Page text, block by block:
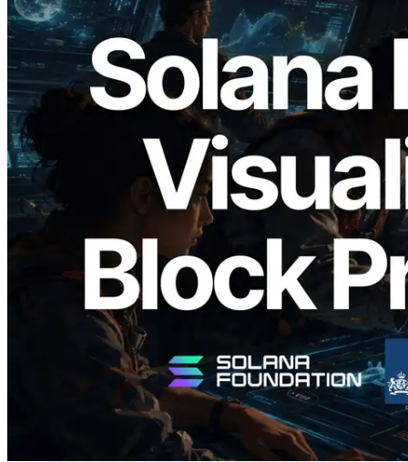
2026.05.24
Validators Solutions 发布 Solana Block
Analyzer — 以 slot 为单位可视化区块生
成时间与对应验证者